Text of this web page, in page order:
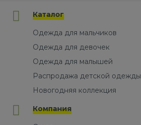
Каталог
Одежда для мальчиков
Одежда для девочек
Одежда для малышей
Распродажа детской одежды
Новогодняя коллекция
Компания